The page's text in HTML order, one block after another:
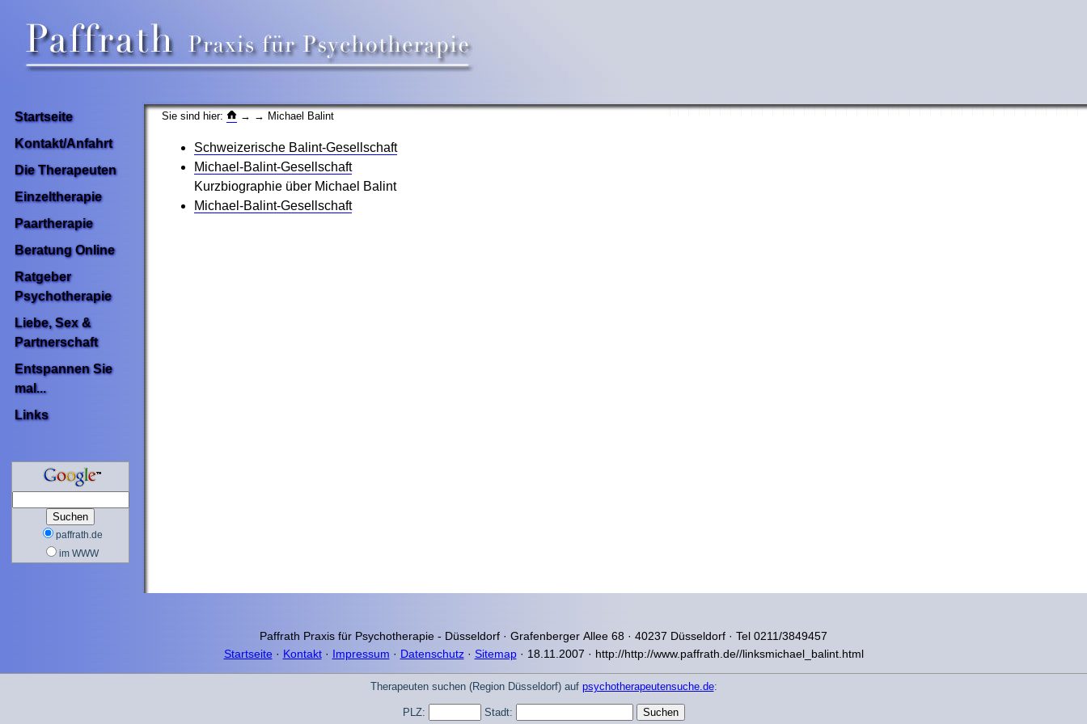
Startseite
Kontakt/Anfahrt
Die Therapeuten
Einzeltherapie
Paartherapie
Beratung Online
Ratgeber
Psychotherapie
Liebe, Sex &
Partnerschaft
Entspannen Sie
mal...
Links
paffrath.de
im WWW
Sie sind hier: → → Michael Balint
Schweizerische Balint-Gesellschaft
Michael-Balint-Gesellschaft
Kurzbiographie über Michael Balint
Michael-Balint-Gesellschaft
Paffrath Praxis für Psychotherapie - Düsseldorf · Grafenberger Allee 68 · 40237 Düsseldorf · Tel 0211/3849457
Startseite · Kontakt· Impressum · Datenschutz· Sitemap· 18.11.2007 · http://http://www.paffrath.de//linksmichael_balint.html
Therapeuten suchen (Region Düsseldorf) auf psychotherapeutensuche.de:
PLZ: Stadt: